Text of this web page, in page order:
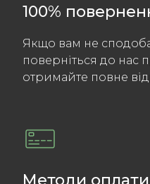
100%
Якщо вам не
поверніться до нас
отримайте повне
Методи оплати